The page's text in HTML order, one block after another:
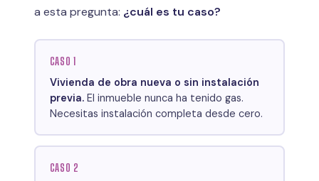
a esta pregunta: ¿cuál es tu caso?
CASO 1
Vivienda de obra nueva o sin instalación
previa.El inmueble nunca ha tenido gas.
Necesitas instalación completa desde cero.
CASO 2